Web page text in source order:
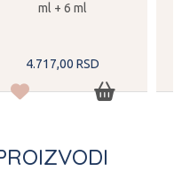
ml + 6 ml
4.717,00 RSD